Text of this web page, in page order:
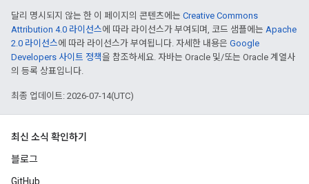
달리 명시되지 않는 한 이 페이지의 콘텐츠에는 Creative Commons
Attribution 4.0 라이선스에 따라 라이선스가 부여되며, 코드 샘플에는 Apache
2.0 라이선스에 따라 라이선스가 부여됩니다. 자세한 내용은 Google
Developers 사이트 정책을 참조하세요. 자바는 Oracle 및/또는 Oracle 계열사
의 등록 상표입니다.
최종 업데이트: 2026-07-14(UTC)
최신 소식 확인하기
블로그
GitHub